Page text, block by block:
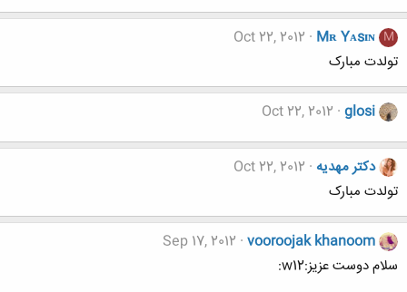
M
Mʀ Yᴀsɪɴ
Oct 22, 2012
تولدت مبارک
glosi
Oct 22, 2012
دکتر مهدیه Oct 22, 2012
تولدت مبارک
vooroojak khanoom
Sep 17, 2012
سلام دوست عزیز:w12: